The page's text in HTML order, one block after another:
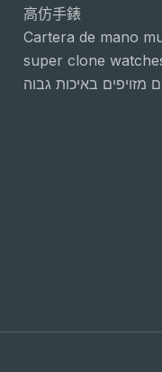
高仿手錶
Cartera de mano
super clone
מזויפים באיכות גבוה